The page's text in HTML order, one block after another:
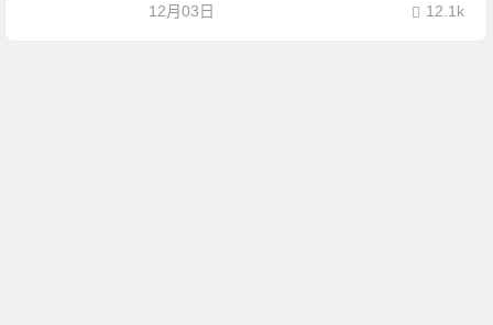
12月03日 12.1k